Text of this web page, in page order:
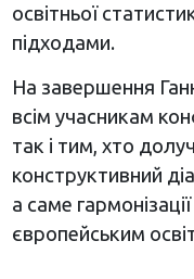
освітньої
підходами.
На завершення
всім учасникам
так і тим, хто
конструктивний
а саме
європейським